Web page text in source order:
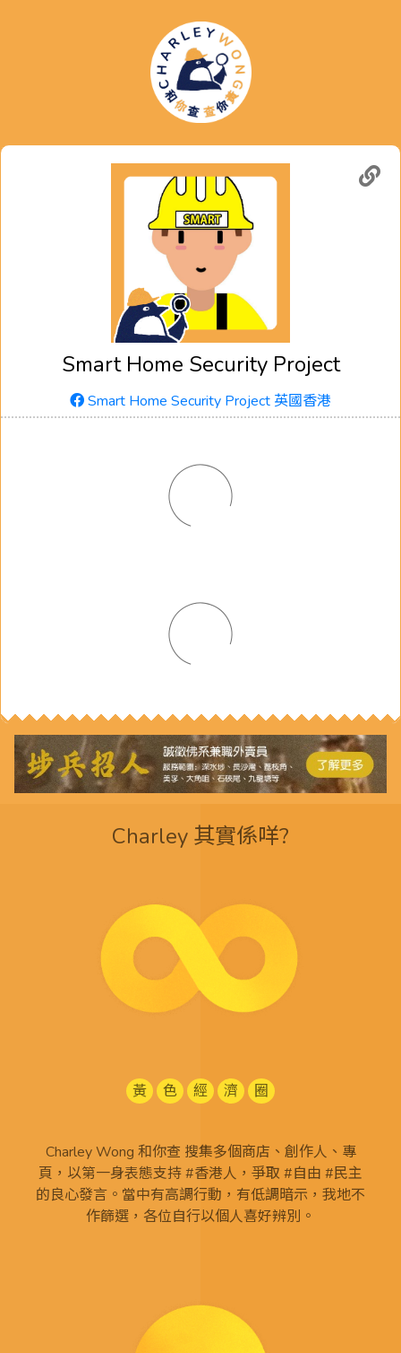
Smart Home Security Project
Smart Home Security Project 英國香港
Charley 其實係咩?
黃 色 經 濟 圈
Charley Wong 和你查 搜集多個商店、創作人、專
頁，以第一身表態支持 #香港人，爭取 #自由 #民主
的良心發言。當中有高調行動，有低調暗示，我地不
作篩選，各位自行以個人喜好辨別。